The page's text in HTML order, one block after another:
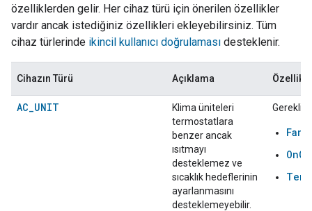
özelliklerden gelir. Her cihaz türü için önerilen özellikler
vardır ancak istediğiniz özellikleri ekleyebilirsiniz. Tüm
cihaz türlerinde ikincil kullanıcı doğrulaması desteklenir.
Cihazın Türü Açıklama
AC_UNIT
Klima üniteleri
termostatlara
benzer ancak
ısıtmayı
desteklemez ve
sıcaklık hedeflerinin
ayarlanmasını
desteklemeyebilir.
Gerekli: